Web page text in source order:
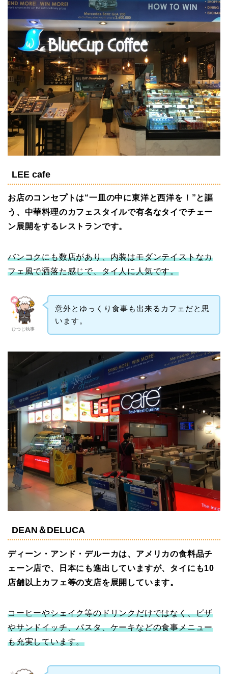
LEE cafe
お店のコンセプトは“一皿の中に東洋と西洋を！”と謳
う、中華料理のカフェスタイルで有名なタイでチェー
ン展開をするレストランです。
バンコクにも数店があり、内装はモダンテイストなカ
フェ風で洒落た感じで、タイ人に人気です。
ひつじ執事
意外とゆっくり食事も出来るカフェだと思
います。
DEAN＆DELUCA
ディーン・アンド・デルーカは、アメリカの食料品チ
ェーン店で、日本にも進出していますが、タイにも10
店舗以上カフェ等の支店を展開しています。
コーヒーやシェイク等のドリンクだけではなく、ピザ
やサンドイッチ、パスタ、ケーキなどの食事メニュー
も充実しています。